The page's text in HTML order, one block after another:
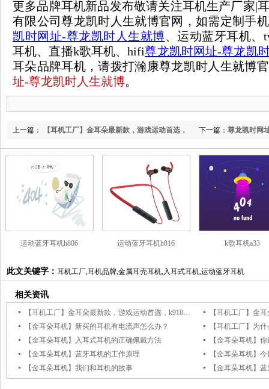
更多品牌耳机新品发布敬请关注耳机生产厂家|
有限公司尊龙凯时人生就博官网，如需定制手
凯时网址-尊龙凯时人生就博、运动蓝牙耳机、
耳机、直播k歌耳机、hifi尊龙凯时网址-尊龙凯
耳朵品牌耳机，请拨打瀚康尊龙凯时人生就博
址-尊龙凯时人生就博。
下一篇： 尊龙凯时网
上一篇： 【耳机工厂】金耳朵最新款，游戏运动首选，
k918颈挂蓝牙耳机
运动蓝牙耳机h806 运动蓝牙耳机h816 k歌耳机a33
此文关键字： 耳机工厂,耳机品牌,金属耳壳耳机,入耳式耳机,运动蓝牙耳机
相关资讯
【耳机工厂】金耳朵最新款，游戏运动首选，k918颈挂蓝牙耳机
【耳机工厂】金
【金耳朵耳机】新买的耳机有电流声怎么办？
【金耳朵耳机】入耳式耳机的正确佩戴方法
【金耳朵耳机】
【金耳朵耳机】蓝牙耳机的工作原理
【金耳朵耳机】
【金耳朵耳机】我们和耳机的故事
【金耳朵耳机】